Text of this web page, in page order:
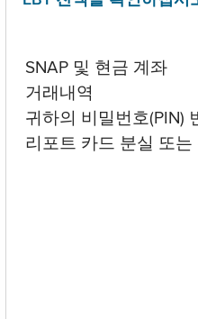
SNAP 및 현금 계좌
거래내역
귀하의 비밀번호(PIN)
리포트 카드 분실 또는